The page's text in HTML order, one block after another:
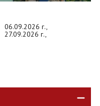
06.09.2026 г.,
27.09.2026 г.,